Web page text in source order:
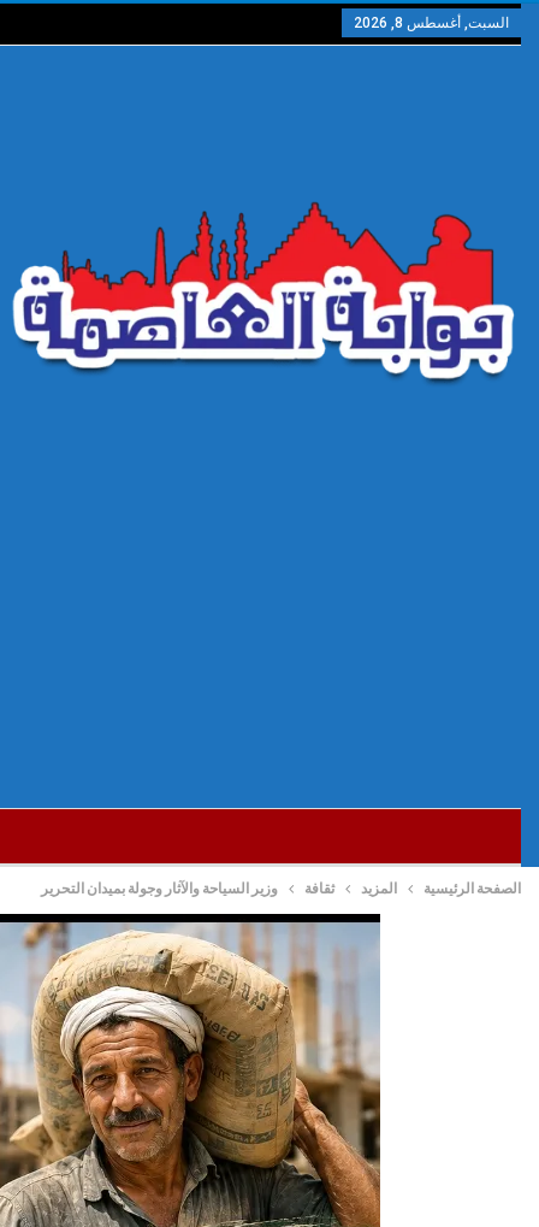
السبت, أغسطس 8, 2026
الصفحة الرئيسية المزيد ثقافة وزير السياحة والآثار وجولة بميدان التحرير